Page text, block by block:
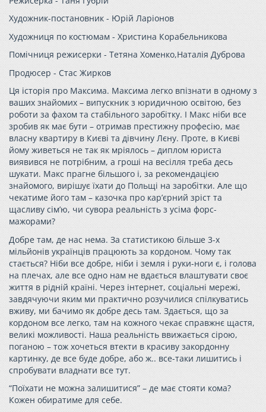
Художник-постановник - Юрій Ларіонов
Художниця по костюмам - Христина Корабельникова
Помічниця режисерки - Тетяна Хоменко,Наталія Дуброва
Продюсер - Стас Жирков
Ця історія про Максима. Максима легко впізнати в одному з
ваших знайомих – випускник з юридичною освітою, без
роботи за фахом та стабільного заробітку. І Макс ніби все
зробив як має бути – отримав престижну професію, має
власну квартиру в Києві та дівчину Лєну. Проте, в Києві
йому живеться не так як мріялось – диплом юриста
виявився не потрібним, а гроші на весілля треба десь
шукати. Макс прагне більшого і, за рекомендацією
знайомого, вирішує їхати до Польщі на заробітки. Але що
чекатиме його там – казочка про кар’єрний зріст та
щасливу сім’ю, чи сувора реальність з усіма форс-
мажорами?
Добре там, де нас нема. За статистикою більше 3-х
мільйонів українців працюють за кордоном. Чому так
стається? Ніби все добре, ніби і земля і руки-ноги є, і голова
на плечах, але все одно нам не вдається влаштувати своє
життя в рідній країні. Через інтернет, соціальні мережі,
завдячуючи яким ми практично розучилися спілкуватись
вживу, ми бачимо як добре десь там. Здається, що за
кордоном все легко, там на кожного чекає справжнє щастя,
великі можливості. Наша реальність ввижається сірою,
поганою – тож хочеться втекти в красиву закордонну
картинку, де все буде добре, або ж.. все-таки лишитись і
спробувати владнати все тут.
“Поїхати не можна залишитися” – де має стояти кома?
Кожен обиратиме для себе.